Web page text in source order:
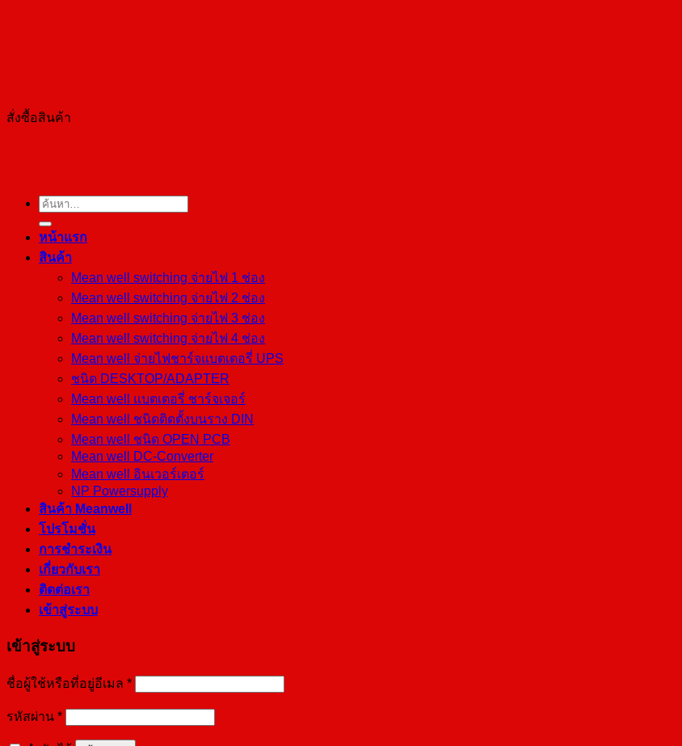
สั่งซื้อสินค้า
ค้นหา:
หน้าแรก
สินค้า
Mean well switching จ่ายไฟ 1 ช่อง
Mean well switching จ่ายไฟ 2 ช่อง
Mean well switching จ่ายไฟ 3 ช่อง
Mean well switching จ่ายไฟ 4 ช่อง
Mean well จ่ายไฟชาร์จแบตเตอรี่ UPS
ชนิด DESKTOP/ADAPTER
Mean well แบตเตอรี่ ชาร์จเจอร์
Mean well ชนิดติดตั้งบนราง DIN
Mean well ชนิด OPEN PCB
Mean well DC-Converter
Mean well อินเวอร์เตอร์
NP Powersupply
สินค้า Meanwell
โปรโมชั่น
การชำระเงิน
เกี่ยวกับเรา
ติดต่อเรา
เข้าสู่ระบบ
เข้าสู่ระบบ
ชื่อผู้ใช้หรือที่อยู่อีเมล *
รหัสผ่าน *